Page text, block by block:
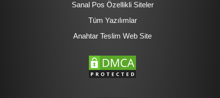
Sanal Pos Özellikli Siteler
Tüm Yazılımlar
Anahtar Teslim Web Site